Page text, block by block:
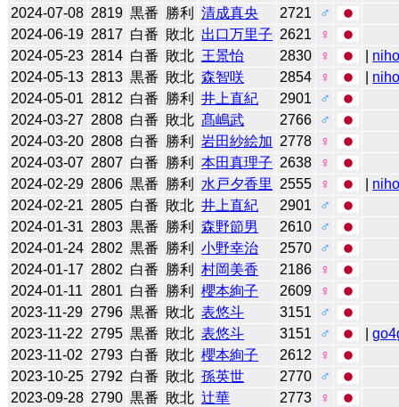
2024-07-08 2819 黒番 勝利 清成真央 2721
♂
2024-06-19 2817 白番 敗北 出口万里子 2621
♀
2024-05-23 2814 白番 敗北 王景怡 2830 ♀
2024-05-13 2813 黒番 敗北 森智咲 2854 ♀
2024-05-01 2812 白番 勝利 井上直紀 2901
♂
2024-03-27 2808 白番 敗北 髙嶋武 2766
♂
2024-03-20 2808 白番 勝利 岩田紗絵加 2778
♀
2024-03-07 2807 白番 勝利 本田真理子 2638
♀
2024-02-29 2806 黒番 勝利 水戸夕香里 2555 ♀
2024-02-21 2805 白番 敗北 井上直紀 2901
♂
2024-01-31 2803 黒番 勝利 森野節男 2610
♂
2024-01-24 2802 黒番 勝利 小野幸治 2570
♂
2024-01-17 2802 白番 勝利 村岡美香 2186
♀
2024-01-11
2801 白番 勝利 櫻本絢子 2609
♀
2023-11-29 2796 黒番 敗北 表悠斗 3151
♂
2023-11-22
2795 黒番 敗北 表悠斗 3151 ♂ |
2023-11-02
2793 白番 敗北 櫻本絢子 2612
♀
2023-10-25 2792 白番 敗北 孫英世 2770
♂
2023-09-28 2790 黒番 敗北 辻華 2773 ♀